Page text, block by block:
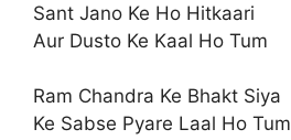
Sant Jano Ke Ho Hitkaari
Aur Dusto Ke Kaal Ho Tum
Ram Chandra Ke Bhakt Siya
Ke Sabse Pyare Laal Ho Tum